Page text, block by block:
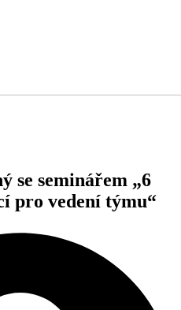
se seminářem „6
pro vedení týmu“​